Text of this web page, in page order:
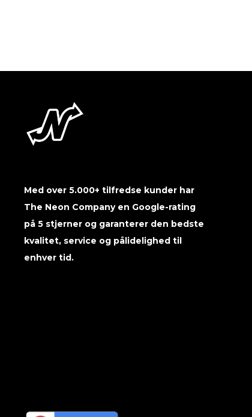
Med over 5.000+ tilfredse kunder har
The Neon Company en Google-rating
på 5 stjerner og garanterer den bedste
kvalitet, service og pålidelighed til
enhver tid.